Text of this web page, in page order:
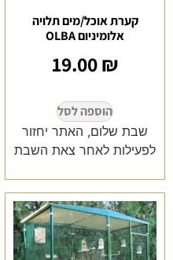
קערת אוכל/מים תלויה
אלומיניום OLBA
19.00₪
הוספה לסל
שבת שלום, האתר יחזור
לפעילות לאחר צאת השבת